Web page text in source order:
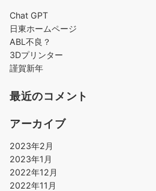
Chat GPT
日東ホームページ
ABL不良？
3Dプリンター
謹賀新年
最近のコメント
アーカイブ
2023年2月
2023年1月
2022年12月
2022年11月